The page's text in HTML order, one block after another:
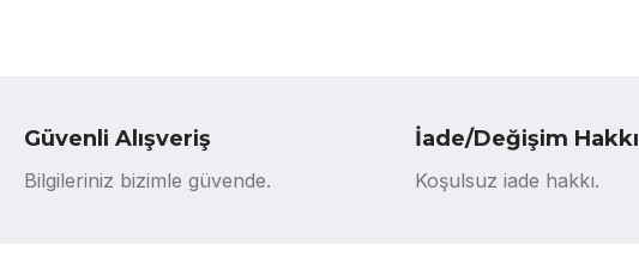
Güvenli Alışveriş
Bilgileriniz bizimle güvende.
İade/Değişim Hakkı
Koşulsuz iade hakkı.